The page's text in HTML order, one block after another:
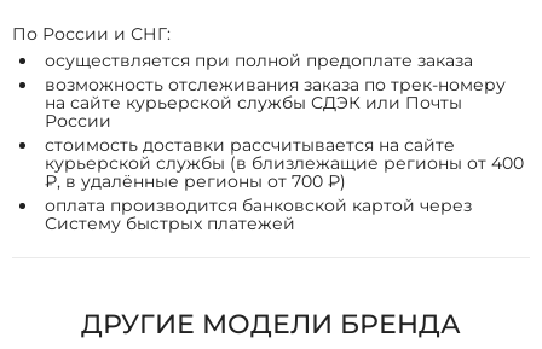
По России и СНГ:
осуществляется при полной предоплате заказа
возможность отслеживания заказа по трек-номеру
на сайте курьерской службы СДЭК или Почты
России
стоимость доставки рассчитывается на сайте
курьерской службы (в близлежащие регионы от 400
₽, в удалённые регионы от 700 ₽)
оплата производится банковской картой через
Систему быстрых платежей
ДРУГИЕ МОДЕЛИ БРЕНДА